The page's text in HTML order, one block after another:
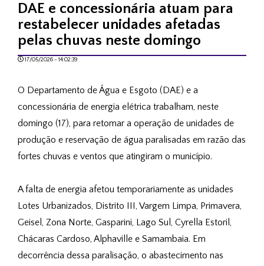
​DAE e concessionária atuam para
restabelecer unidades afetadas
pelas chuvas neste domingo
17/05/2026 - 14:02:39
O Departamento de Água e Esgoto (DAE) e a
concessionária de energia elétrica trabalham, neste
domingo (17), para retomar a operação de unidades de
produção e reservação de água paralisadas em razão das
fortes chuvas e ventos que atingiram o município.
A falta de energia afetou temporariamente as unidades
Lotes Urbanizados, Distrito III, Vargem Limpa, Primavera,
Geisel, Zona Norte, Gasparini, Lago Sul, Cyrella Estoril,
Chácaras Cardoso, Alphaville e Samambaia. Em
decorrência dessa paralisação, o abastecimento nas